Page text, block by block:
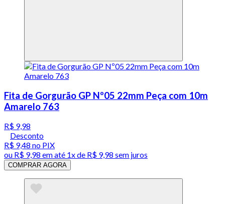
Fita de Gorgurão GP Nº05 22mm Peça com 10m
Amarelo 763
R$ 9,98
Desconto
R$ 9,48 no PIX
ou R$ 9,98 em até 1x de R$ 9,98 sem juros
COMPRAR AGORA